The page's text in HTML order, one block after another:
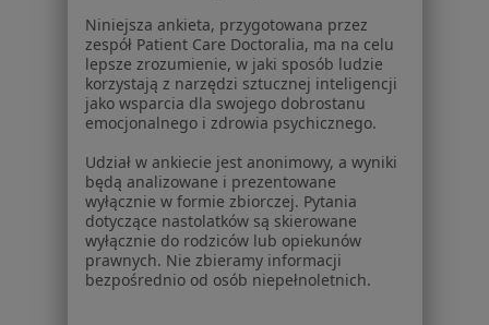
Dla pacjentów
Lekarze
Placówki medyczne
Pytania i odpowiedzi
Choroby
Pomoc
Aplikacje mobilne
Blog dla pacjentów
Dla profesjonalistów
Niniejsza ankieta, przygotowana przez
zespół Patient Care Doctoralia, ma na celu
lepsze zrozumienie, w jaki sposób ludzie
korzystają z narzędzi sztucznej inteligencji
jako wsparcia dla swojego dobrostanu
emocjonalnego i zdrowia psychicznego.
Udział w ankiecie jest anonimowy, a wyniki
będą analizowane i prezentowane
wyłącznie w formie zbiorczej. Pytania
dotyczące nastolatków są skierowane
wyłącznie do rodziców lub opiekunów
prawnych. Nie zbieramy informacji
bezpośrednio od osób niepełnoletnich.